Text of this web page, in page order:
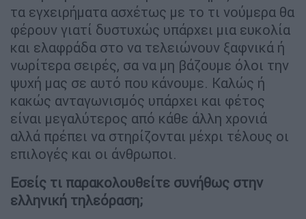
τα εγχειρήματα ασχέτως με το τι νούμερα θα
φέρουν γιατί δυστυχώς υπάρχει μια ευκολία
και ελαφράδα στο να τελειώνουν ξαφνικά ή
νωρίτερα σειρές, σα να μη βάζουμε όλοι την
ψυχή μας σε αυτό που κάνουμε. Καλώς ή
κακώς ανταγωνισμός υπάρχει και φέτος
είναι μεγαλύτερος από κάθε άλλη χρονιά
αλλά πρέπει να στηρίζονται μέχρι τέλους οι
επιλογές και οι άνθρωποι.
Εσείς τι παρακολουθείτε συνήθως στην
ελληνική τηλεόραση;